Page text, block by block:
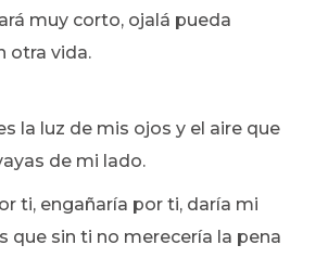
muy corto, ojalá pueda
otra vida.
la luz de mis ojos y el aire que
de mi lado.
ti, engañaría por ti, daría mi
que sin ti no merecería la pena